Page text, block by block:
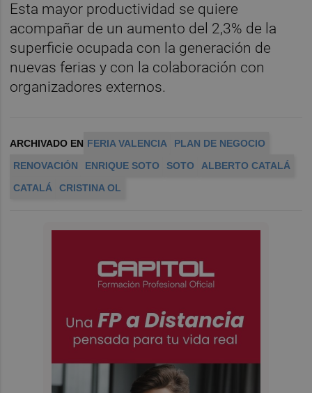
Esta mayor productividad se quiere
acompañar de un aumento del 2,3% de la
superficie ocupada con la generación de
nuevas ferias y con la colaboración con
organizadores externos.
ARCHIVADO EN FERIA VALENCIA
PLAN DE NEGOCIO
RENOVACIÓN
ENRIQUE SOTO SOTO
ALBERTO CATALÁ
CATALÁ
CRISTINA OL